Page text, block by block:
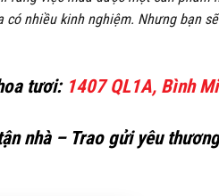
có nhiều kinh nghiệm. Nhưng bạn
tươi: 1407 QL1A, Bình
nhà – Trao gửi yêu